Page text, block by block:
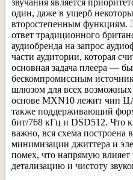
один, даже в ущерб
второстепенным функциям.
ответ традиционного
аудиобренда на запрос
части аудитории, которая
основная задача плеера —
бескомпромиссным
шлюзом для всех возможных
основе MXN10 лежит чип
также поддерживающий
бит/768 кГц и DSD512. Что
важно, вся схема построена
минимизации джиттера и
помех, что напрямую влияет
детализацию и чистоту